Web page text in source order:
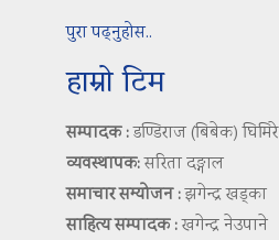
पुरा पढ्नुहोस..
हाम्रो टिम
सम्पादक :डण्डिराज (बिबेक) घिमिरे
व्यवस्थापक:सरिता दङ्गाल
समाचार सम्योजन :झगेन्द्र खड्का
साहित्य सम्पादक :खगेन्द्र नेउपाने